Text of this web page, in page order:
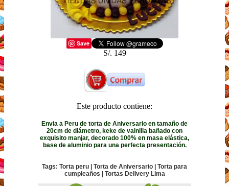
Save
S/. 149
Este producto contiene:
Envia a Peru de torta de Aniversario en tamaño de
20cm de diámetro, keke de vainilla bañado con
exquisito manjar, decorado 100% en masa elástica,
base de aluminio para una perfecta presentación.
Tags: Torta peru | Torta de Aniversario | Torta para
cumpleaños | Tortas Delivery Lima